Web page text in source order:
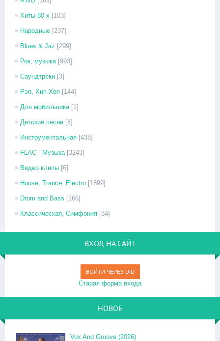
Хиты 80-х [103]
Народные [237]
Blues & Jaz [299]
Рок, музыка [993]
Саундтреки [3]
Рэп, Хип-Хоп [144]
Для мобильника [1]
Детские песни [4]
Инструментальная [438]
FLAC - Музыка [3243]
Видео клипы [6]
House, Trance, Electro [1899]
Drum and Bass [166]
Классическая, Симфония [84]
ВХОД НА САЙТ
ВОЙТИ ЧЕРЕЗ UID
Старая форма входа
НОВОЕ
Vox And Groove (2026)